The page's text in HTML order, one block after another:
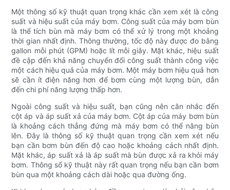
Một thông số kỹ thuật quan trọng khác cần xem xét là công
suất và hiệu suất của máy bơm. Công suất của máy bơm bùn
là thể tích bùn mà máy bơm có thể xử lý trong một khoảng
thời gian nhất định. Thông thường, tốc độ này được đo bằng
gallon mỗi phút (GPM) hoặc lít mỗi giây. Mặt khác, hiệu suất
đề cập đến khả năng chuyển đổi công suất thành công việc
một cách hiệu quả của máy bơm. Một máy bơm hiệu quả hơn
sẽ cần ít điện năng hơn để bơm cùng một lượng bùn, dẫn
đến chi phí năng lượng thấp hơn.
Ngoài công suất và hiệu suất, bạn cũng nên cân nhắc đến
cột áp và áp suất xả của máy bơm. Cột áp của máy bơm bùn
là khoảng cách thẳng đứng mà máy bơm có thể nâng bùn
lên. Đây là thông số kỹ thuật quan trọng cần xem xét nếu
bạn cần bơm bùn đến độ cao hoặc khoảng cách nhất định.
Mặt khác, áp suất xả là áp suất mà bùn được xả ra khỏi máy
bơm. Thông số kỹ thuật này rất quan trọng nếu bạn cần bơm
bùn qua một khoảng cách dài hoặc qua đường ống.